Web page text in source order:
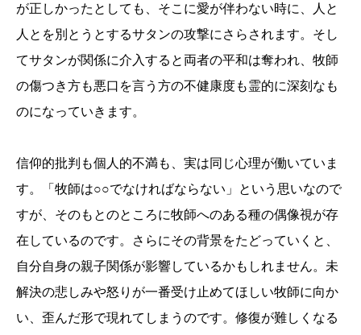
が正しかったとしても、そこに愛が伴わない時に、人と
人とを別とうとするサタンの攻撃にさらされます。そし
てサタンが関係に介入すると両者の平和は奪われ、牧師
の傷つき方も悪口を言う方の不健康度も霊的に深刻なも
のになっていきます。
信仰的批判も個人的不満も、実は同じ心理が働いていま
す。「牧師は○○でなければならない」という思いなので
すが、そのもとのところに牧師へのある種の偶像視が存
在しているのです。さらにその背景をたどっていくと、
自分自身の親子関係が影響しているかもしれません。未
解決の悲しみや怒りが一番受け止めてほしい牧師に向か
い、歪んだ形で現れてしまうのです。修復が難しくなる